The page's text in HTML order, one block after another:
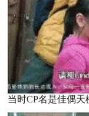
当时CP名是佳偶